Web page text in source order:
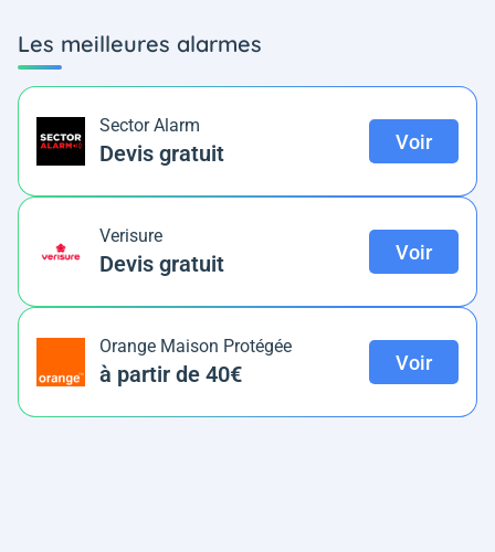
Les meilleures alarmes
Sector Alarm
Devis gratuit Voir
Verisure
Devis gratuit Voir
Orange Maison Protégée
à partir de 40€ Voir